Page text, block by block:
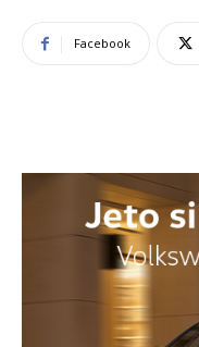
Facebook